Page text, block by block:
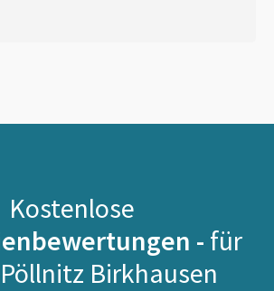
Kostenlose
- für
Birkhausen